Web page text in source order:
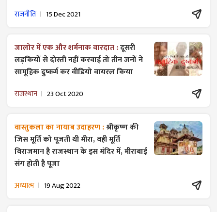
राजनीति 15 Dec 2021
जालोर में एक और शर्मनाक वारदात :दूसरी
लड़कियों से दोस्ती नहीं करवाई तो तीन जनों ने
सामूहिक दुष्कर्म कर वीडियो वायरल किया
राजस्थान 23 Oct 2020
वास्तुकला का नायाब उदाहरण :श्रीकृष्ण की
जिस मूर्ति को पूजती थी मीरा, वही मूर्ति
विराजमान है राजस्थान के इस मंदिर में, मीराबाई
संग होती है पूजा
अध्यात्म 19 Aug 2022